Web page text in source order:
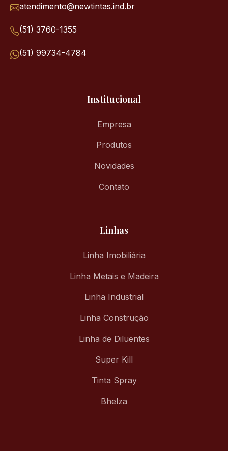
atendimento@newtintas.ind.br
(51) 3760-1355
(51) 99734-4784
Institucional
Empresa
Produtos
Novidades
Contato
Linhas
Linha Imobiliária
Linha Metais e Madeira
Linha Industrial
Linha Construção
Linha de Diluentes
Super Kill
Tinta Spray
Bhelza